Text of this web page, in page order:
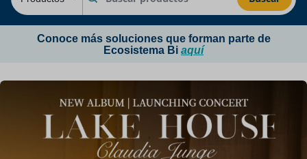
Conoce más soluciones que forman parte de
Ecosistema Bi aquí
MINUTI BRANDS
Los mejores productos
del buen beber